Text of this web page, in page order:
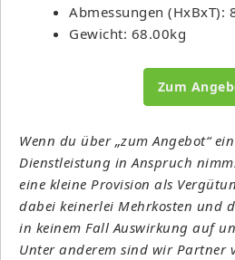
Abmessungen (HxBxT):
Gewicht: 68.00kg
Zum
Wenn du über „zum Angebot“
Dienstleistung in Anspruch
eine kleine Provision als
dabei keinerlei Mehrkosten und
in keinem Fall Auswirkung auf
Unter anderem sind wir Partner